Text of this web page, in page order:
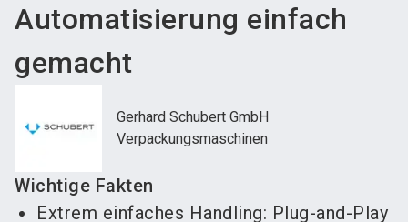
Automatisierung einfach
gemacht
Gerhard Schubert GmbH
Verpackungsmaschinen
Wichtige Fakten
Extrem einfaches Handling: Plug-and-Play